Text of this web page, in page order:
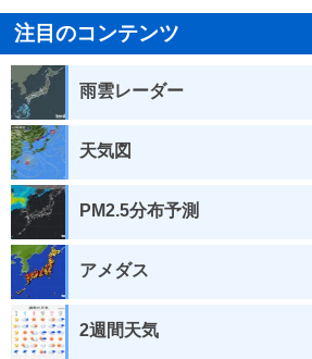
注目のコンテンツ
雨雲レーダー
天気図
PM2.5分布予測
アメダス
2週間天気